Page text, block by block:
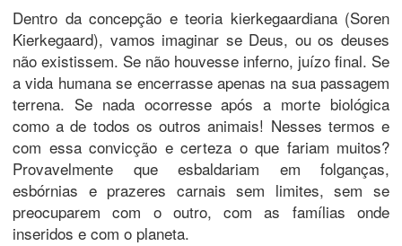
Dentro da concepção e teoria kierkegaardiana (Soren
Kierkegaard), vamos imaginar se Deus, ou os deuses
não existissem. Se não houvesse inferno, juízo final. Se
a vida humana se encerrasse apenas na sua passagem
terrena. Se nada ocorresse após a morte biológica
como a de todos os outros animais! Nesses termos e
com essa convicção e certeza o que fariam muitos?
Provavelmente que esbaldariam em folganças,
esbórnias e prazeres carnais sem limites, sem se
preocuparem com o outro, com as famílias onde
inseridos e com o planeta.